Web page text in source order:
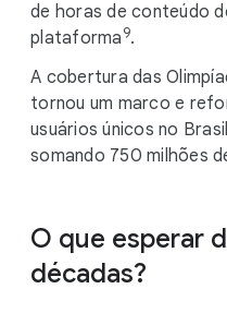
de horas de conteúdo
plataforma 9.
A cobertura das
tornou um marco e
usuários únicos no
somando 750 milhões
O que esperar
décadas?